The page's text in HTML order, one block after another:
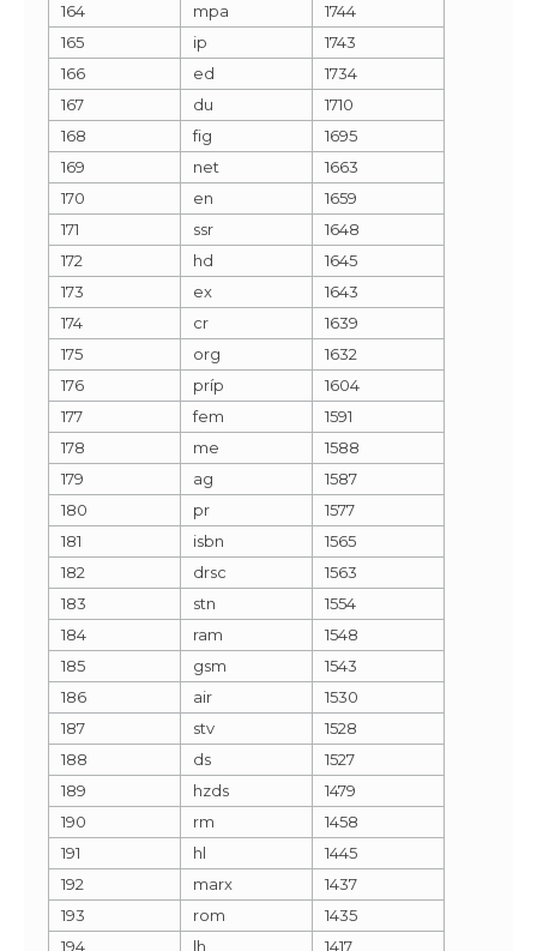
164
mpa
1744
165
ip
1743
166
ed
1734
167
du
1710
168
fig
1695
169
net
1663
170
en
1659
171
ssr
1648
172
hd
1645
173
ex
1643
174
cr
1639
175
org
1632
176
príp
1604
177
fem
1591
178
me
1588
179
ag
1587
180
pr
1577
181
isbn
1565
182
drsc
1563
183
stn
1554
184
ram
1548
185
gsm
1543
186
air
1530
187
stv
1528
188
ds
1527
189
hzds
1479
190
rm
1458
191
hl
1445
192
marx
1437
193
rom
1435
194
lh 1417